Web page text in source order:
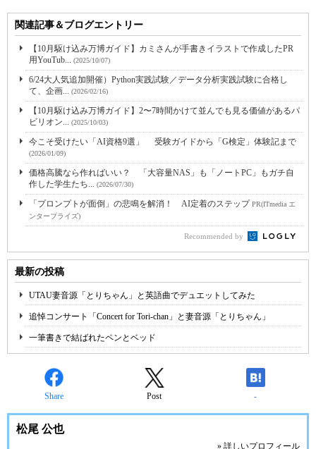
関連記事＆ブログエントリー
【10月駆け込み万博ガイド】カミさんが手書きイラストで作成したPR
用YouTub...
(2025/10/07)
6/24大人気追加開催）Python実践試験／データ分析実践試験に合格し
て、企画...
(2026/02/16)
【10月駆け込み万博ガイド】2〜7時間かけて並んでも見る価値があるパ
ビリオン...
(2025/10/03)
今こそ受けたい「AI資格9選」 受験ガイドから「G検定」体験記まで
(2026/01/09)
価格高騰なら作ればいい？ 「大容量NAS」も「ノートPC」もガチ自
作した学生たち...
(2026/07/30)
「プロンプトが面倒」の悲鳴を解消！ AI定着のステップPR(ITmedia エ
ンタープライズ)
Recommended by
最新の投稿
UTAU妻音源「とりちゃん」と英語曲でデュエットしてみた
追悼コンサート「Concert for Tori-chan」と妻音源「とりちゃん」
一筆書きで結ばれたペンとベッド
Share Post -
松尾 公也
» 詳しいプロフィール